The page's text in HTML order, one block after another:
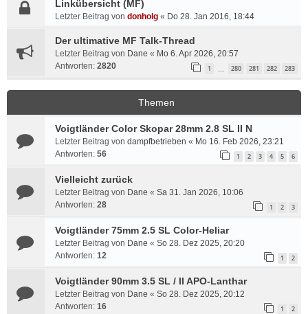
Linkübersicht (MF)
Letzter Beitrag von donholg « Do 28. Jan 2016, 18:44
Der ultimative MF Talk-Thread
Letzter Beitrag von Dane « Mo 6. Apr 2026, 20:57
Antworten: 2820 1 280 281 282 283
Themen
Voigtländer Color Skopar 28mm 2.8 SL II N
Letzter Beitrag von dampfbetrieben « Mo 16. Feb 2026, 23:21
Antworten: 56 1 2 3 4 5 6
Vielleicht zurück
Letzter Beitrag von Dane « Sa 31. Jan 2026, 10:06
Antworten: 28 1 2 3
Voigtländer 75mm 2.5 SL Color-Heliar
Letzter Beitrag von Dane « So 28. Dez 2025, 20:20
Antworten: 12 1 2
Voigtländer 90mm 3.5 SL / II APO-Lanthar
Letzter Beitrag von Dane « So 28. Dez 2025, 20:12
Antworten: 16 1 2